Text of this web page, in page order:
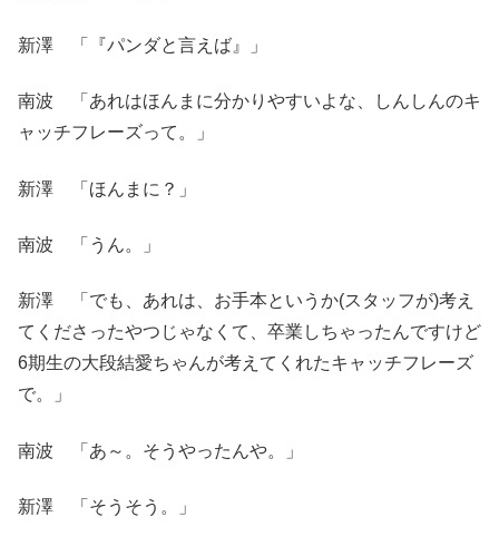
新澤 「『パンダと言えば』」
南波 「あれはほんまに分かりやすいよな、しんしんのキ
ャッチフレーズって。」
新澤 「ほんまに？」
南波 「うん。」
新澤 「でも、あれは、お手本というか(スタッフが)考え
てくださったやつじゃなくて、卒業しちゃったんですけど
6期生の大段結愛ちゃんが考えてくれたキャッチフレーズ
で。」
南波 「あ～。そうやったんや。」
新澤 「そうそう。」